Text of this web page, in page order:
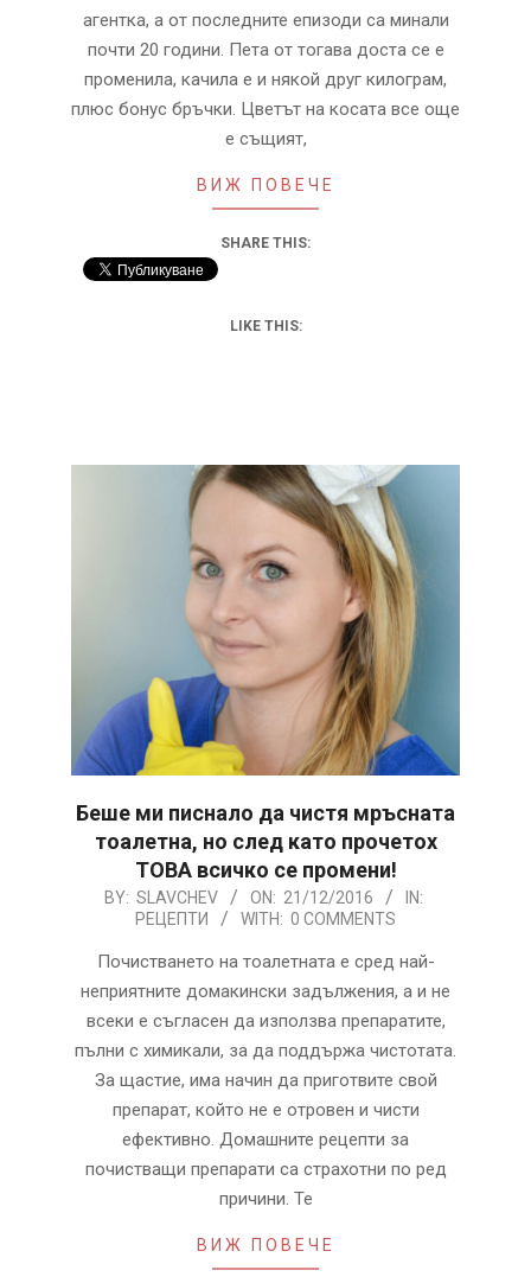
агентка, а от последните епизоди са минали
почти 20 години. Пета от тогава доста се е
променила, качила е и някой друг килограм,
плюс бонус бръчки. Цветът на косата все още
е същият,
ВИЖ ПОВЕЧЕ
SHARE THIS:
LIKE THIS:
Беше ми писнало да чистя мръсната
тоалетна, но след като прочетох
ТОВА всичко се промени!
2016-BY: SLAVCHEV ON: 21/12/2016
IN:
РЕЦЕПТИ
WITH: 0 COMMENTS
Почистването на тоалетната е сред най-
неприятните домакински задължения, а и не
всеки е съгласен да използва препаратите,
пълни с химикали, за да поддържа чистотата.
За щастие, има начин да приготвите свой
препарат, който не е отровен и чисти
ефективно. Домашните рецепти за
почистващи препарати са страхотни по ред
причини. Те
ВИЖ ПОВЕЧЕ